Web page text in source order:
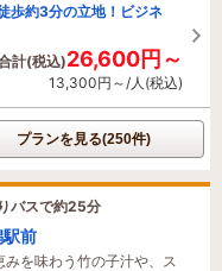
歩約3分の立地！ビジネ
計(税込)26,600円～
13,300円～/人(税込)
プランを見る(250件)
バスで約25分
駅前
を味わう竹の子汁や、ス